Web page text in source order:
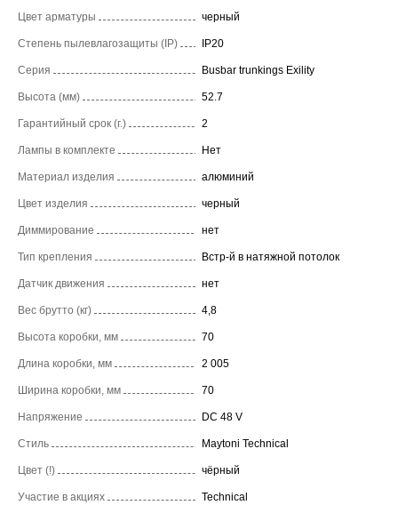
Цвет арматуры черный
Степень пылевлагозащиты (IP) IP20
Серия Busbar trunkings Exility
Высота (мм) 52.7
Гарантийный срок (г.) 2
Лампы в комплекте Нет
Материал изделия алюминий
Цвет изделия черный
Диммирование нет
Тип крепления Встр-й в натяжной потолок
Датчик движения нет
Вес брутто (кг) 4,8
Высота коробки, мм 70
Длина коробки, мм 2 005
Ширина коробки, мм 70
Напряжение DC 48 V
Стиль Maytoni Technical
Цвет (!) чёрный
Участие в акциях Technical